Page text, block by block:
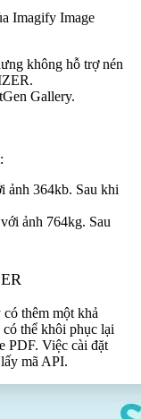
Imagify Image
không hỗ trợ nén
Gallery.
ảnh 364kb. Sau khi
ảnh 764kg. Sau
thêm một khả
thể khôi phục lại
PDF. Việc cài đặt
mã API.